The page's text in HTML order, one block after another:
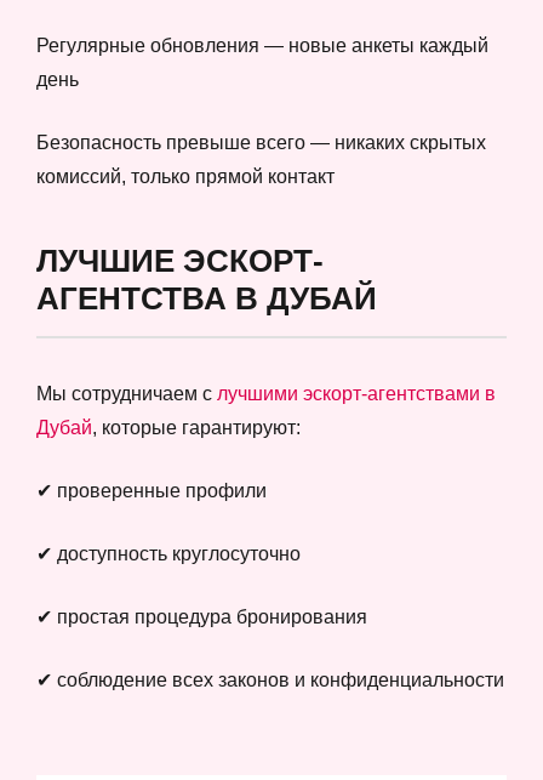
Регулярные обновления — новые анкеты каждый
день
Безопасность превыше всего — никаких скрытых
комиссий, только прямой контакт
ЛУЧШИЕ ЭСКОРТ-
АГЕНТСТВА В ДУБАЙ
Мы сотрудничаем с лучшими эскорт-агентствами в
Дубай, которые гарантируют:
✔ проверенные профили
✔ доступность круглосуточно
✔ простая процедура бронирования
✔ соблюдение всех законов и конфиденциальности